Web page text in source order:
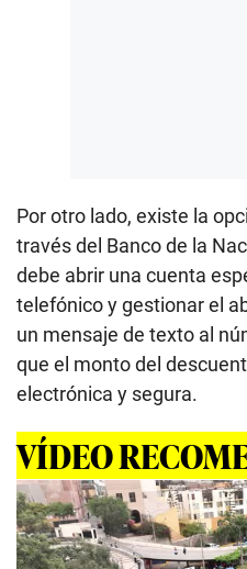
Por otro lado, existe la
través del Banco de la
debe abrir una cuenta
telefónico y gestionar el
un mensaje de texto al
que el monto del
electrónica y segura.
VÍDEO